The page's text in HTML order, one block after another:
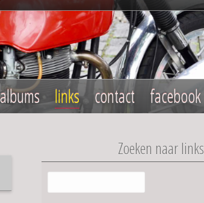
links contact facebook
Zijbalk
Zoeken naar links